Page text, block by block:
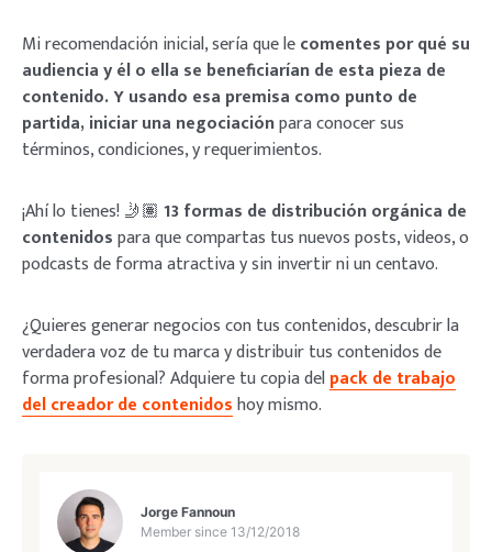
Mi recomendación inicial, sería que lecomentes por qué su
audiencia y él o ella se beneficiarían de esta pieza de
contenido. Y usando esa premisa como punto de
partida, iniciar una negociaciónpara conocer sus
términos, condiciones, y requerimientos.
¡Ahí lo tienes! 🤳🏽 13 formas de distribución orgánica de
contenidospara que compartas tus nuevos posts, videos, o
podcasts de forma atractiva y sin invertir ni un centavo.
¿Quieres generar negocios con tus contenidos, descubrir la
verdadera voz de tu marca y distribuir tus contenidos de
forma profesional? Adquiere tu copia delpack de trabajo
del creador de contenidoshoy mismo.
Jorge Fannoun
Member since 13/12/2018